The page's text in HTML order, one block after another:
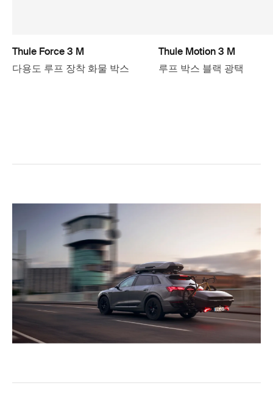
Thule Force 3 M
다용도 루프 장착 화물 박스
Thule Motion 3 M
루프 박스 블랙 광택